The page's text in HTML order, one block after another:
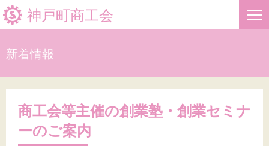
神戸町商工会
事業者・創業者の方へ
新着情報
商工会等主催の創業塾・創業セミナ
ーのご案内